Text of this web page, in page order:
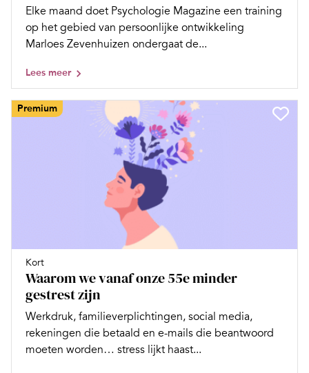
Elke maand doet Psychologie Magazine een training
op het gebied van persoonlijke ontwikkeling
Marloes Zevenhuizen ondergaat de...
Lees meer
Premium
Kort
Waarom we vanaf onze 55e minder
gestrest zijn
Werkdruk, familieverplichtingen, social media,
rekeningen die betaald en e-mails die beantwoord
moeten worden… stress lijkt haast...